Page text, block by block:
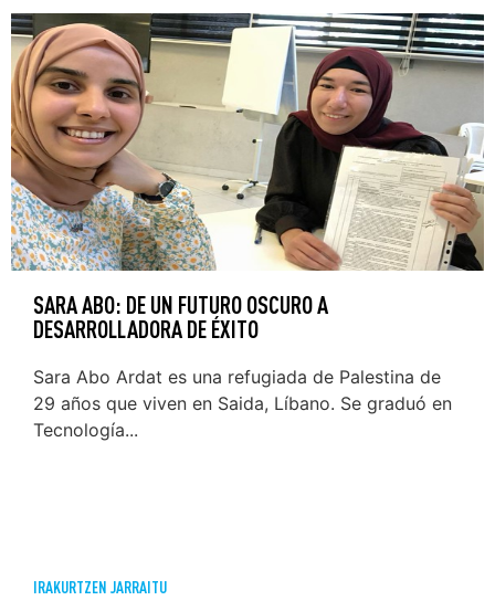
SARA ABO: DE UN FUTURO OSCURO A
DESARROLLADORA DE ÉXITO
Sara Abo Ardat es una refugiada de Palestina de
29 años que viven en Saida, Líbano. Se graduó en
Tecnología...
IRAKURTZEN JARRAITU